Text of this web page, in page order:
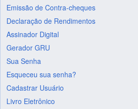
Emissão de Contra-cheques
Declaração de Rendimentos
Assinador Digital
Gerador GRU
Sua Senha
Esqueceu sua senha?
Cadastrar Usuário
Livro Eletrônico